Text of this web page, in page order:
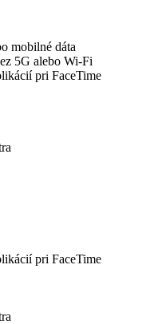
mobilné dáta
5G alebo Wi-Fi
pri FaceTime
pri FaceTime